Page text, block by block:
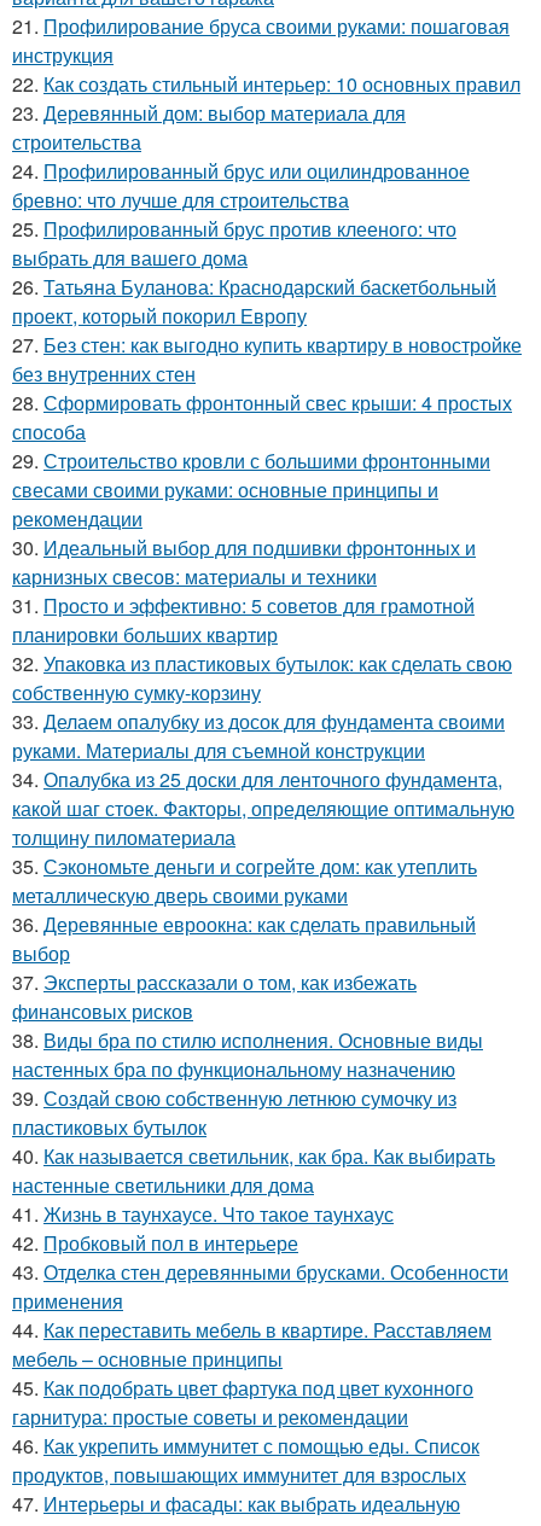
21. Профилирование бруса своими руками: пошаговая
инструкция
22. Как создать стильный интерьер: 10 основных правил
23. Деревянный дом: выбор материала для
строительства
24. Профилированный брус или оцилиндрованное
бревно: что лучше для строительства
25. Профилированный брус против клееного: что
выбрать для вашего дома
26. Татьяна Буланова: Краснодарский баскетбольный
проект, который покорил Европу
27. Без стен: как выгодно купить квартиру в новостройке
без внутренних стен
28. Сформировать фронтонный свес крыши: 4 простых
способа
29. Строительство кровли с большими фронтонными
свесами своими руками: основные принципы и
рекомендации
30. Идеальный выбор для подшивки фронтонных и
карнизных свесов: материалы и техники
31. Просто и эффективно: 5 советов для грамотной
планировки больших квартир
32. Упаковка из пластиковых бутылок: как сделать свою
собственную сумку-корзину
33. Делаем опалубку из досок для фундамента своими
руками. Материалы для съемной конструкции
34. Опалубка из 25 доски для ленточного фундамента,
какой шаг стоек. Факторы, определяющие оптимальную
толщину пиломатериала
35. Сэкономьте деньги и согрейте дом: как утеплить
металлическую дверь своими руками
36. Деревянные евроокна: как сделать правильный
выбор
37. Эксперты рассказали о том, как избежать
финансовых рисков
38. Виды бра по стилю исполнения. Основные виды
настенных бра по функциональному назначению
39. Создай свою собственную летнюю сумочку из
пластиковых бутылок
40. Как называется светильник, как бра. Как выбирать
настенные светильники для дома
41. Жизнь в таунхаусе. Что такое таунхаус
42. Пробковый пол в интерьере
43. Отделка стен деревянными брусками. Особенности
применения
44. Как переставить мебель в квартире. Расставляем
мебель – основные принципы
45. Как подобрать цвет фартука под цвет кухонного
гарнитура: простые советы и рекомендации
46. Как укрепить иммунитет с помощью еды. Список
продуктов, повышающих иммунитет для взрослых
47. Интерьеры и фасады: как выбрать идеальную